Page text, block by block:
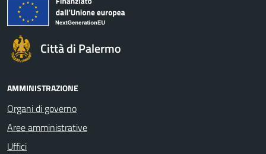
Città di Palermo
AMMINISTRAZIONE
Organi di governo
Aree amministrative
Uffici